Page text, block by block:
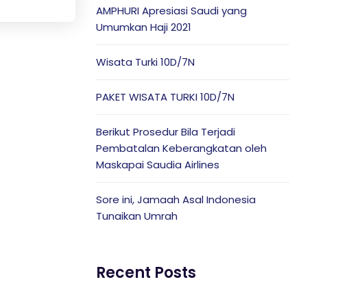
AMPHURI Apresiasi Saudi yang
Umumkan Haji 2021
Wisata Turki 10D/7N
PAKET WISATA TURKI 10D/7N
Berikut Prosedur Bila Terjadi
Pembatalan Keberangkatan oleh
Maskapai Saudia Airlines
Sore ini, Jamaah Asal Indonesia
Tunaikan Umrah
Recent Posts